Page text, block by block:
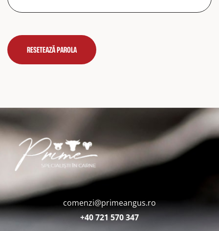
RESETEAZĂ PAROLA
comenzi@primeangus.ro
+40 721 570 347